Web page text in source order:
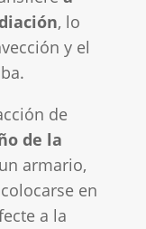
, lo
y el
de
de la
armario,
en
a la